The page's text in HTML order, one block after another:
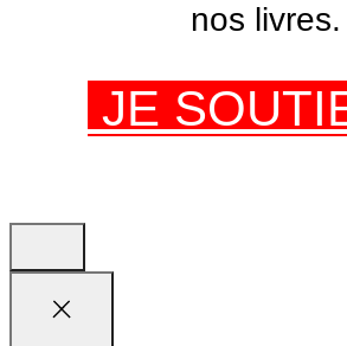
nos livres.
JE